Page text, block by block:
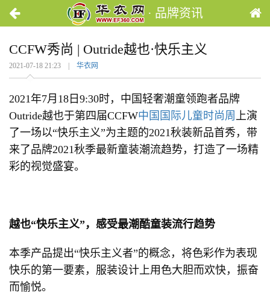
· 品牌资讯
CCFW秀尚 | Outride越也·快乐主义
2021-07-18 21:23 | 华衣网
2021年7月18日9:30时，中国轻奢潮童领跑者品牌
Outride越也于第四届CCFW中国国际儿童时尚周 上演
了一场以“快乐主义”为主题的2021秋装新品首秀，带
来了品牌2021秋季最新童装潮流趋势，打造了一场精
彩的视觉盛宴。
越也“快乐主义”，感受最潮酷童装流行趋势
本季产品提出“快乐主义者”的概念，将色彩作为表现
快乐的第一要素，服装设计上用色大胆而欢快，振奋
而愉悦。